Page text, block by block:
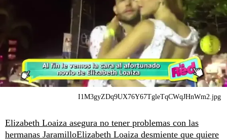
I1M3gyZDq9UX76Y67TgleTqCWqJHnWm2.jpg
Elizabeth Loaiza asegura no tener problemas con las
hermanas JaramilloElizabeth Loaiza desmiente que quiere